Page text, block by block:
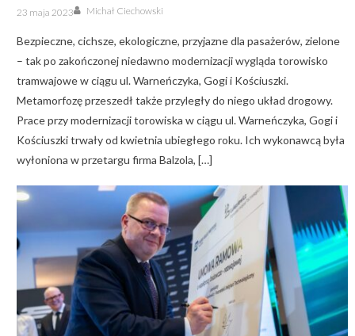
Posted
on
23 maja 2023 Author
Michał Ciechowski
Bezpieczne, cichsze, ekologiczne, przyjazne dla pasażerów, zielone
– tak po zakończonej niedawno modernizacji wygląda torowisko
tramwajowe w ciągu ul. Warneńczyka, Gogi i Kościuszki.
Metamorfozę przeszedł także przyległy do niego układ drogowy.
Prace przy modernizacji torowiska w ciągu ul. Warneńczyka, Gogi i
Kościuszki trwały od kwietnia ubiegłego roku. Ich wykonawcą była
wyłoniona w przetargu firma Balzola, […]